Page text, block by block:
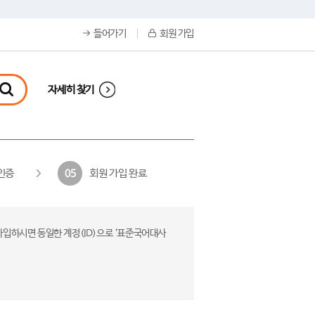
들어가기 회원 가입
자세히 찾기
증 05 회원 가입 완료
하시면 동일한 계정(ID)으로 ‘표준국어대사